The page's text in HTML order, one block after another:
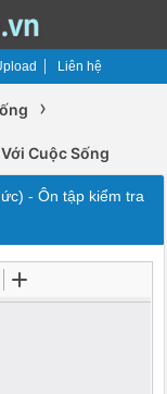
Liên hệ
›
Cuộc Sống
- Ôn tập kiểm tra